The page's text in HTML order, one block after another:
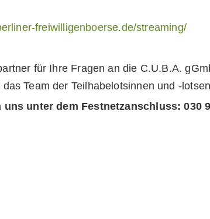
freiwilligenboerse.de/streaming/
für Ihre Fragen an die C.U.B.A.
Team der Teilhabelotsinnen und -
uns unter dem Festnetzanschluss: 030